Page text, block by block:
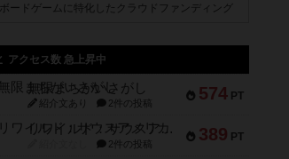
ボードゲームに特化したクラウドファンディング
アクセス数 急上昇中
574 PT
無限まちがいさがし
紹介文あり 2件の投稿
389 PT
リワイルド：サウスアメリカ
2件の投稿